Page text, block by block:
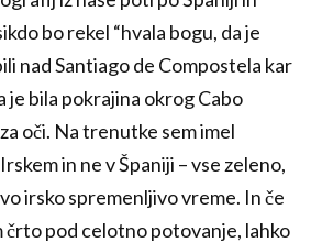
bo rekel “hvala bogu, da je
nad Santiago de Compostela kar
je bila pokrajina okrog Cabo
oči. Na trenutke sem imel
in ne v Španiji – vse zeleno,
irsko spremenljivo vreme. In če
črto pod celotno potovanje, lahko